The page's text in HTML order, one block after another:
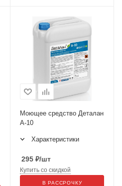
Моющее средство Деталан
А-10
Характеристики
295 ₽/шт
Купить со скидкой
В РАССРОЧКУ